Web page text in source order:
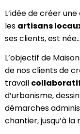
L’idée de créer
les artisans
ses clients, est née…
L’objectif de
de nos clients de
travail
d’urbanisme,
démarches
chantier, jusqu’à